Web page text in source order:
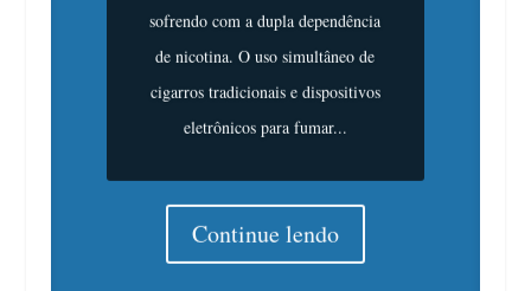
sofrendo com a dupla dependência
de nicotina. O uso simultâneo de
cigarros tradicionais e dispositivos
eletrônicos para fumar...
Continue lendo